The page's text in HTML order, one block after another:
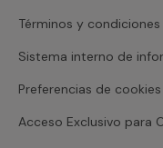
Términos y condiciones
Sistema interno de
Preferencias de cookies
Acceso Exclusivo para